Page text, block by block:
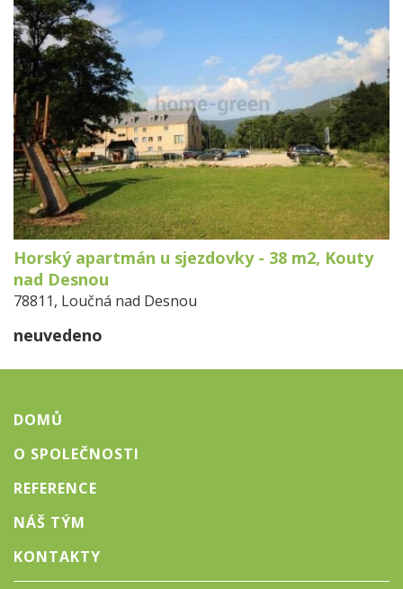
Horský apartmán u sjezdovky - 38 m2, Kouty
nad Desnou
78811, Loučná nad Desnou
neuvedeno
DOMŮ
O SPOLEČNOSTI
REFERENCE
NÁŠ TÝM
KONTAKTY